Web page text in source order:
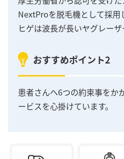
NextProを脱毛機として採用
ヒゲは波長が長いヤグレーザ
おすすめポイント2
患者さんへ6つの約束事をか
ービスを心掛けています。